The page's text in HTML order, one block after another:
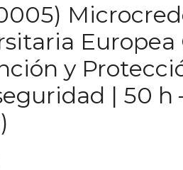
Europea
y
| 50 h